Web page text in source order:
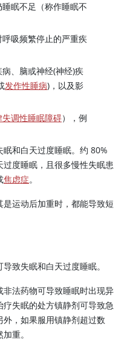
眠不足（称作睡眠不
呼吸频繁停止的严重疾
、脑或神经(神经)疾
发作性睡病)，以及影
调性睡眠障碍），例
和白天过度睡眠。约 80%
度睡眠，且很多慢性失眠患
焦虑症。
运动后加重时，都能导致短
致失眠和白天过度睡眠。
法药物可导致睡眠时出现异
失眠的处方镇静剂可导致急
，如果服用镇静剂超过数
重。